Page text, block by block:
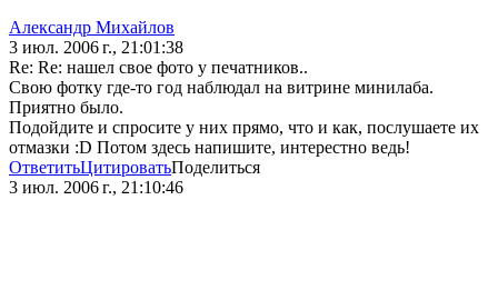
Александр Михайлов
3 июл. 2006 г., 21:01:38
Re: Re: нашел свое фото у печатников..
Свою фотку где-то год наблюдал на витрине минилаба.
Приятно было.
Подойдите и спросите у них прямо, что и как, послушаете их
отмазки :D Потом здесь напишите, интерестно ведь!
ОтветитьЦитироватьПоделиться
3 июл. 2006 г., 21:10:46